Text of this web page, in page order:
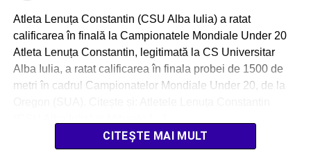
Atleta Lenuța Constantin (CSU Alba Iulia) a ratat
calificarea în finală la Campionatele Mondiale Under 20
Atleta Lenuța Constantin, legitimată la CS Universitar
Alba Iulia, a ratat calificarea în finala probei de 1500 de
metri în cadrul Campionatelor Mondiale Under 20, de la
CITEȘTE MAI MULT